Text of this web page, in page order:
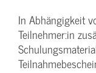
In Abhängigkeit
Teilnehmer:in